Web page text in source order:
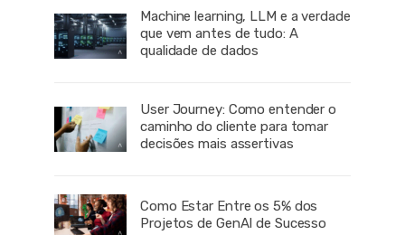
Machine learning, LLM e a verdade
que vem antes de tudo: A
qualidade de dados
User Journey: Como entender o
caminho do cliente para tomar
decisões mais assertivas
Como Estar Entre os 5% dos
Projetos de GenAI de Sucesso